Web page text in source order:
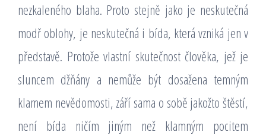
nezkaleného blaha. Proto stejně jako je neskutečná
modř oblohy, je neskutečná i bída, která vzniká jen v
představě. Protože vlastní skutečnost člověka, jež je
sluncem džňány a nemůže být dosažena temným
klamem nevědomosti, září sama o sobě jakožto štěstí,
není bída ničím jiným než klamným pocitem